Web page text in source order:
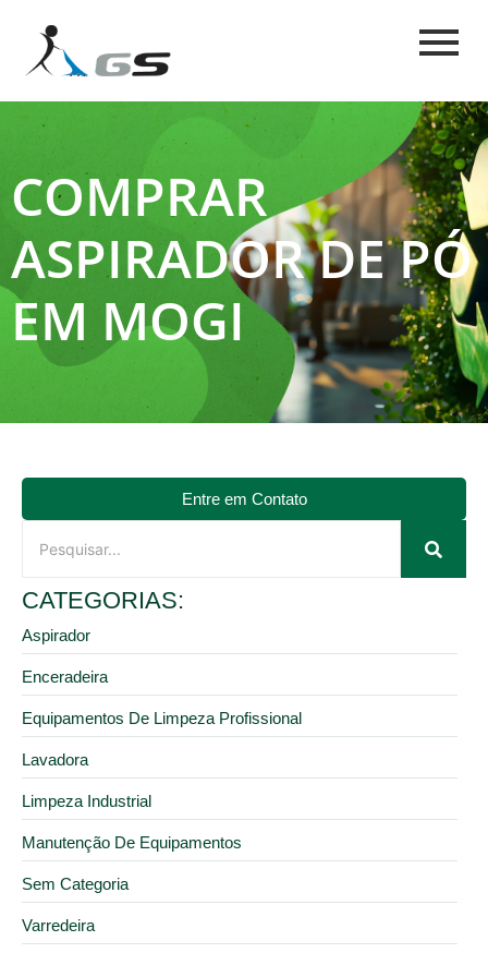
COMPRAR
ASPIRADOR DE PÓ
EM MOGI
Entre em Contato
CATEGORIAS:
Aspirador
Enceradeira
Equipamentos De Limpeza Profissional
Lavadora
Limpeza Industrial
Manutenção De Equipamentos
Sem Categoria
Varredeira